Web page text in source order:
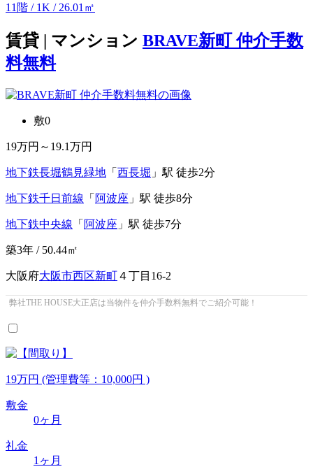
11階 / 1K / 26.01㎡
賃貸 | マンション BRAVE新町 仲介手数
料無料
敷0
19万円～ 19.1万円
地下鉄長堀鶴見緑地 「 西長堀 」駅 徒歩2分
地下鉄千日前線 「 阿波座 」駅 徒歩8分
地下鉄中央線 「 阿波座 」駅 徒歩7分
築3年 / 50.44㎡
大阪府大阪市西区新町４丁目16-2
弊社THE HOUSE大正店は当物件を仲介手数料無料でご紹介可能！
19万円 (管理費等：10,000円 )
敷金
0ヶ月
礼金
1ヶ月